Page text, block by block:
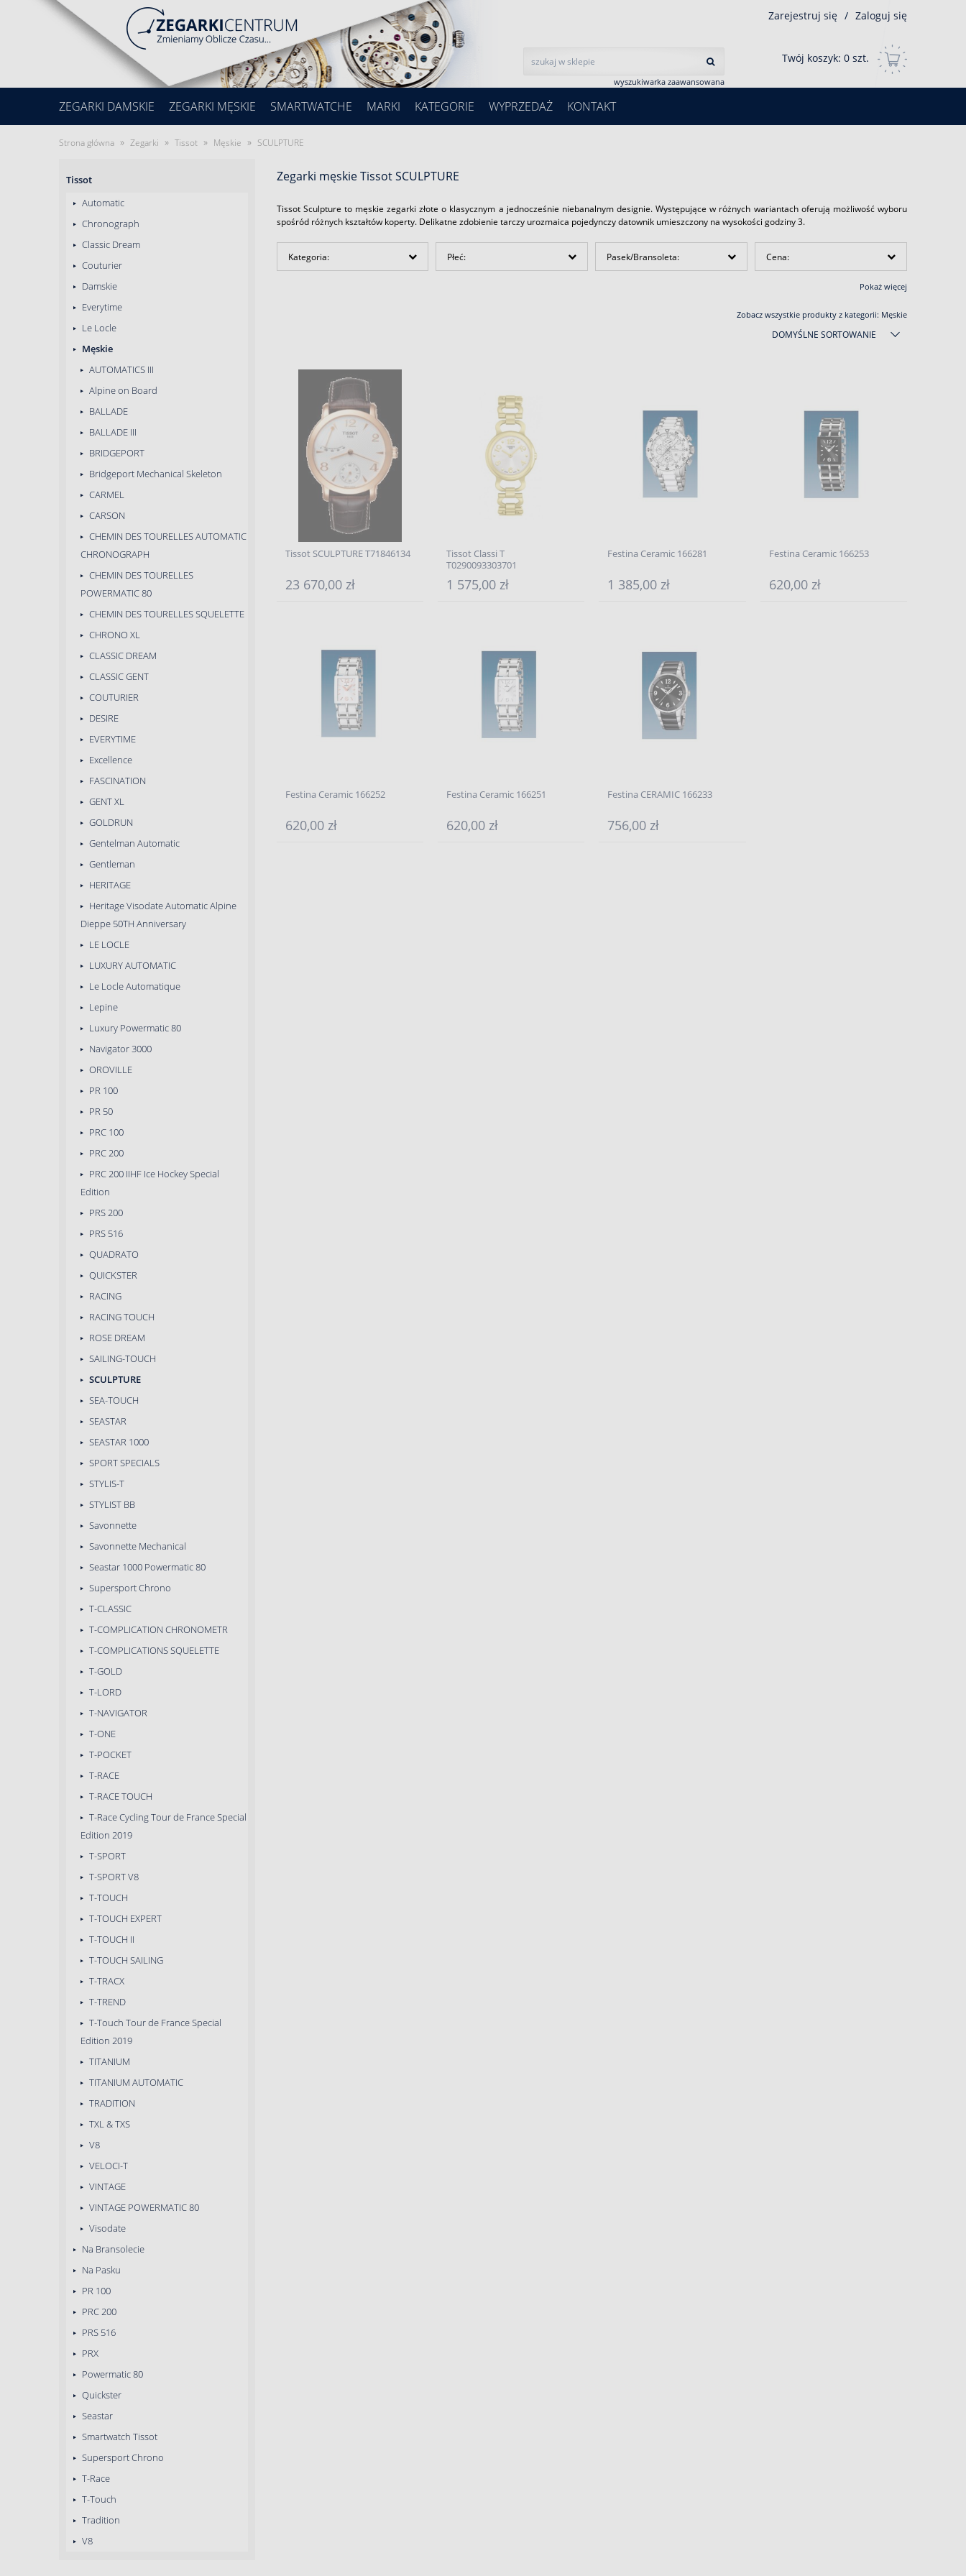
wyszukiwarka zaawansowana
Zarejestruj się / Zaloguj się
Twój koszyk: 0 szt.
ZEGARKI DAMSKIE ZEGARKI MĘSKIE SMARTWATCHE MARKI KATEGORIE WYPRZEDAŻ KONTAKT
Strona główna » Zegarki » Tissot » Męskie » SCULPTURE
Tissot
Automatic
Chronograph
Classic Dream
Couturier
Damskie
Everytime
Le Locle
Męskie
AUTOMATICS III
Alpine on Board
BALLADE
BALLADE III
BRIDGEPORT
Bridgeport Mechanical Skeleton
CARMEL
CARSON
CHEMIN DES TOURELLES AUTOMATIC
CHRONOGRAPH
CHEMIN DES TOURELLES
POWERMATIC 80
CHEMIN DES TOURELLES SQUELETTE
CHRONO XL
CLASSIC DREAM
CLASSIC GENT
COUTURIER
DESIRE
EVERYTIME
Excellence
FASCINATION
GENT XL
GOLDRUN
Gentelman Automatic
Gentleman
HERITAGE
Heritage Visodate Automatic Alpine
Dieppe 50TH Anniversary
LE LOCLE
LUXURY AUTOMATIC
Le Locle Automatique
Lepine
Luxury Powermatic 80
Navigator 3000
OROVILLE
PR 100
PR 50
PRC 100
PRC 200
PRC 200 IIHF Ice Hockey Special
Edition
PRS 200
PRS 516
QUADRATO
QUICKSTER
RACING
RACING TOUCH
ROSE DREAM
SAILING-TOUCH
SCULPTURE
SEA-TOUCH
SEASTAR
SEASTAR 1000
SPORT SPECIALS
STYLIS-T
STYLIST BB
Savonnette
Savonnette Mechanical
Seastar 1000 Powermatic 80
Supersport Chrono
T-CLASSIC
T-COMPLICATION CHRONOMETR
T-COMPLICATIONS SQUELETTE
T-GOLD
T-LORD
T-NAVIGATOR
T-ONE
T-POCKET
T-RACE
T-RACE TOUCH
T-Race Cycling Tour de France Special
Edition 2019
T-SPORT
T-SPORT V8
T-TOUCH
T-TOUCH EXPERT
T-TOUCH II
T-TOUCH SAILING
T-TRACX
T-TREND
T-Touch Tour de France Special
Edition 2019
TITANIUM
TITANIUM AUTOMATIC
TRADITION
TXL & TXS
V8
VELOCI-T
VINTAGE
VINTAGE POWERMATIC 80
Visodate
Na Bransolecie
Na Pasku
PR 100
PRC 200
PRS 516
PRX
Powermatic 80
Quickster
Seastar
Smartwatch Tissot
Supersport Chrono
T-Race
T-Touch
Tradition
V8
Zegarki męskie Tissot SCULPTURE
Tissot Sculpture to męskie zegarki złote o klasycznym a jednocześnie niebanalnym designie. Występujące w różnych wariantach oferują możliwość wyboru
spośród różnych kształtów koperty. Delikatne zdobienie tarczy urozmaica pojedynczy datownik umieszczony na wysokości godziny 3.
Kategoria: Płeć: Pasek/Bransoleta: Cena:
Pokaż więcej
Zobacz wszystkie produkty z kategorii: Męskie
DOMYŚLNE SORTOWANIE
Tissot SCULPTURE T71846134
23 670,00 zł
Tissot Classi T
T0290093303701
1 575,00 zł
Festina Ceramic 166281
1 385,00 zł
Festina Ceramic 166253
620,00 zł
Festina Ceramic 166252
620,00 zł
Festina Ceramic 166251
620,00 zł
Festina CERAMIC 166233
756,00 zł